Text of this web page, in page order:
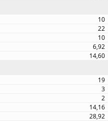
10
22
10
6,92
14,60
19
3
2
14,16
28,92